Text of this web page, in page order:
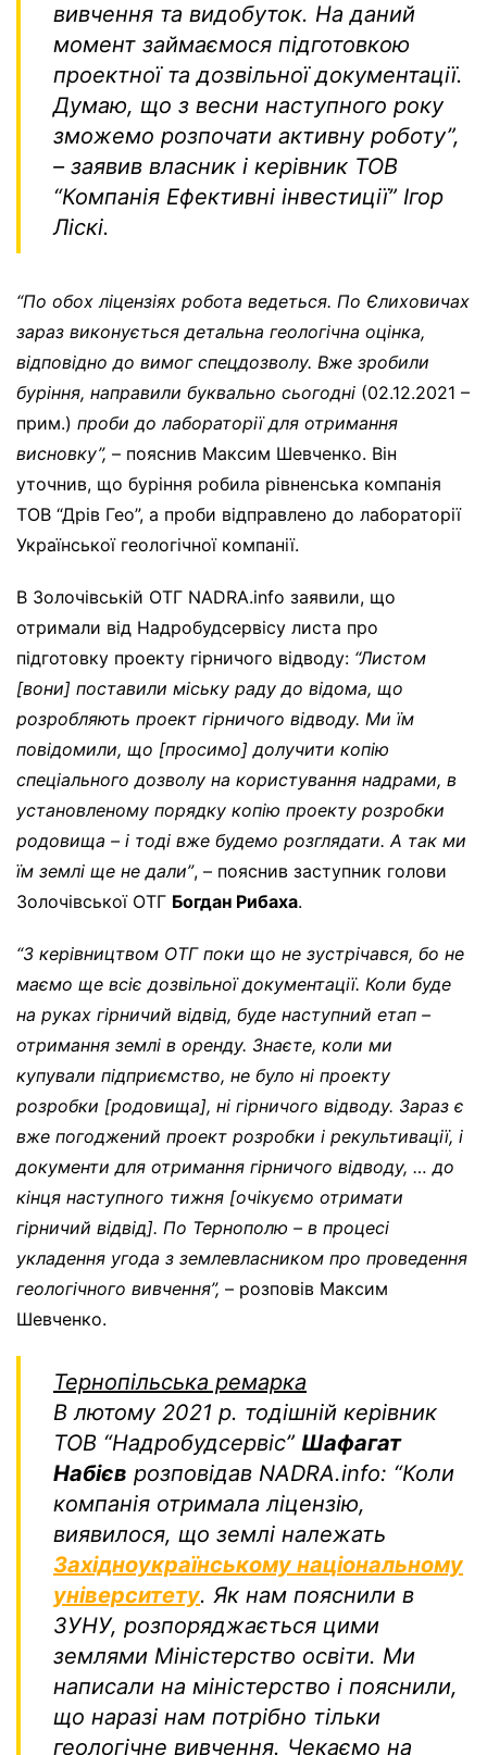
вивчення та видобуток. На даний
момент займаємося підготовкою
проектної та дозвільної документації.
Думаю, що з весни наступного року
зможемо розпочати активну роботу”,
– заявив власник і керівник ТОВ
“Компанія Ефективні інвестиції” Ігор
Ліскі.
“По обох ліцензіях робота ведеться. По Єлиховичах
зараз виконується детальна геологічна оцінка,
відповідно до вимог спецдозволу. Вже зробили
буріння, направили буквально сьогодні (02.12.2021 –
прим.) проби до лабораторії для отримання
висновку”, – пояснив Максим Шевченко. Він
уточнив, що буріння робила рівненська компанія
ТОВ “Дрів Гео”, а проби відправлено до лабораторії
Української геологічної компанії.
В Золочівській ОТГ NADRA.info заявили, що
отримали від Надробудсервісу листа про
підготовку проекту гірничого відводу: “Листом
[вони] поставили міську раду до відома, що
розробляють проект гірничого відводу. Ми їм
повідомили, що [просимо] долучити копію
спеціального дозволу на користування надрами, в
установленому порядку копію проекту розробки
родовища – і тоді вже будемо розглядати. А так ми
їм землі ще не дали”, – пояснив заступник голови
Золочівської ОТГ Богдан Рибаха.
“З керівництвом ОТГ поки що не зустрічався, бо не
маємо ще всіє дозвільної документації. Коли буде
на руках гірничий відвід, буде наступний етап –
отримання землі в оренду. Знаєте, коли ми
купували підприємство, не було ні проекту
розробки [родовища], ні гірничого відводу. Зараз є
вже погоджений проект розробки і рекультивації, і
документи для отримання гірничого відводу, … до
кінця наступного тижня [очікуємо отримати
гірничий відвід]. По Тернополю – в процесі
укладення угода з землевласником про проведення
геологічного вивчення”, – розповів Максим
Шевченко.
Тернопільська ремарка
В лютому 2021 р. тодішній керівник
ТОВ “Надробудсервіс” Шафагат
Набієв розповідав NADRA.info: “Коли
компанія отримала ліцензію,
виявилося, що землі належать
Західноукраїнському національному
університету. Як нам пояснили в
ЗУНУ, розпоряджається цими
землями Міністерство освіти. Ми
написали на міністерство і пояснили,
що наразі нам потрібно тільки
геологічне вивчення. Чекаємо на